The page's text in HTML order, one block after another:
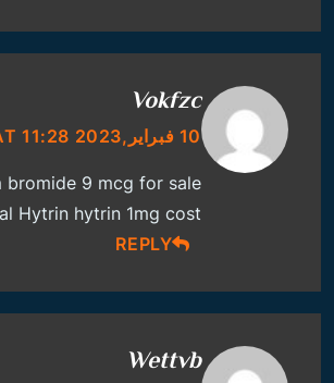
Vokfzc
10 فبراير,2023 AT 11:28 م
bromide 9 mcg for sale
Hytrin hytrin 1mg cost
REPLY
Wettvb